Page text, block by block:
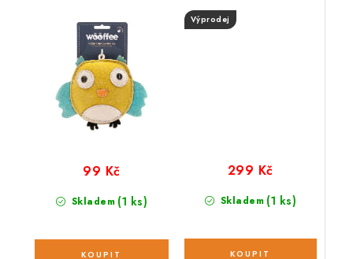
Skladem (1 ks)
99 Kč
Výprodej
Skladem (1 ks)
299 Kč